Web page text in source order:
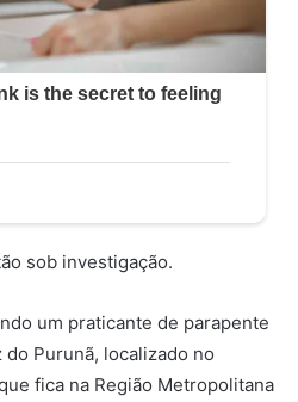
sob investigação.
um praticante de parapente
Purunã, localizado no
fica na Região Metropolitana